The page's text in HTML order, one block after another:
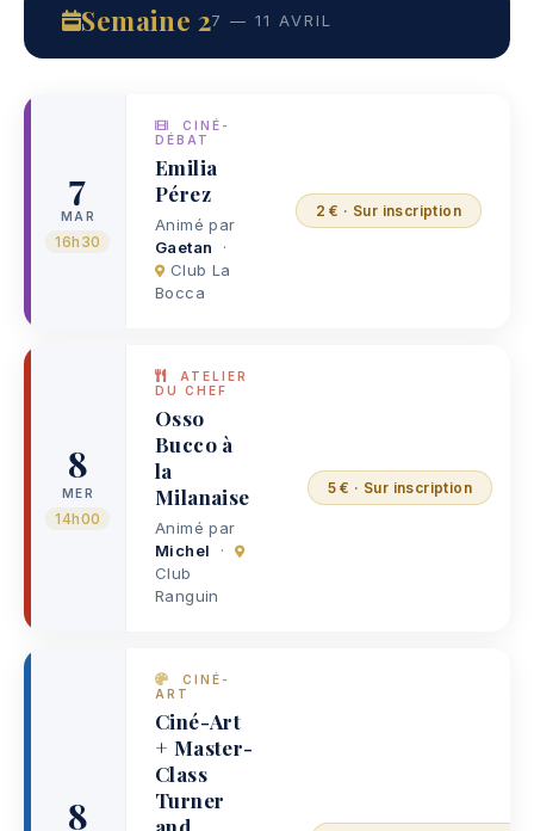
Semaine 27 — 11 AVRIL
7
MAR
16h30
CINÉ-
DÉBAT
Emilia
Pérez
Animé par
Gaetan ·
Club La
Bocca
2 € · Sur inscription
8
MER
14h00
ATELIER
DU CHEF
Osso
Bucco à
la
Milanaise
Animé par
Michel ·
Club
Ranguin
5 € · Sur inscription
8
CINÉ-
ART
Ciné-Art
+ Master-
Class
Turner